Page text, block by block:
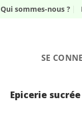
Qui sommes-nous ?
SE
Epicerie sucrée